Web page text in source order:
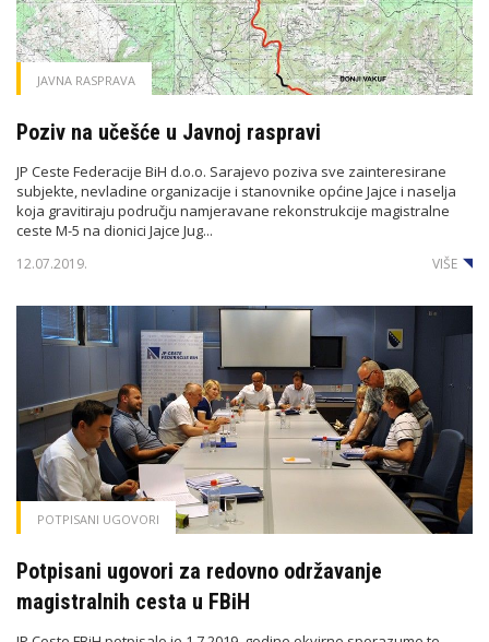
JAVNA RASPRAVA
Poziv na učešće u Javnoj raspravi
JP Ceste Federacije BiH d.o.o. Sarajevo poziva sve zainteresirane
subjekte, nevladine organizacije i stanovnike općine Jajce i naselja
koja gravitiraju području namjeravane rekonstrukcije magistralne
ceste M-5 na dionici Jajce Jug...
12.07.2019. VIŠE
POTPISANI UGOVORI
Potpisani ugovori za redovno održavanje
magistralnih cesta u FBiH